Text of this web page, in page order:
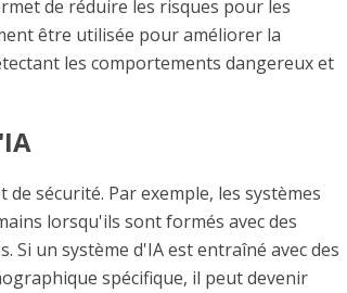
de réduire les risques pour les
être utilisée pour améliorer la
les comportements dangereux et
sécurité. Par exemple, les systèmes
lorsqu'ils sont formés avec des
Si un système d'IA est entraîné avec des
spécifique, il peut devenir